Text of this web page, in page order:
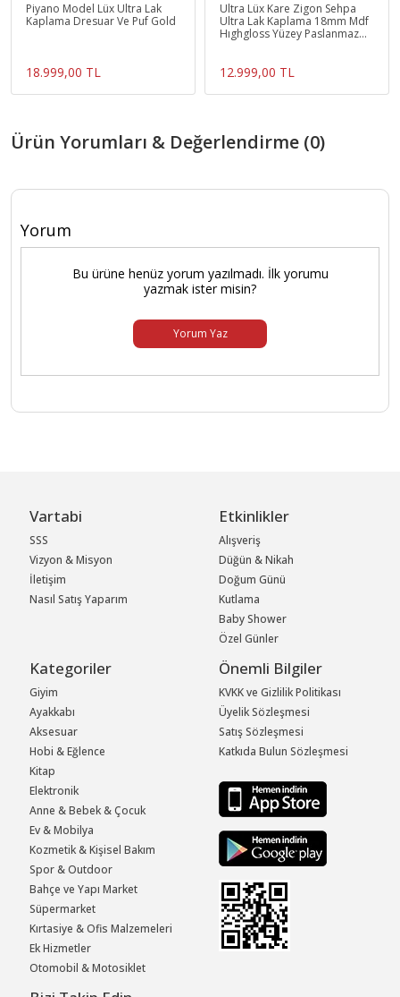
Piyano Model Lüx Ultra Lak
Kaplama Dresuar Ve Puf Gold
18.999,00 TL
Ultra Lüx Kare Zigon Sehpa
Ultra Lak Kaplama 18mm Mdf
Hıghgloss Yüzey Paslanmaz
12.999,00 TL
Ürün Yorumları & Değerlendirme (0)
Yorum
Bu ürüne henüz yorum yazılmadı. İlk yorumu
yazmak ister misin?
Yorum Yaz
Vartabi
SSS
Vizyon & Misyon
İletişim
Nasıl Satış Yaparım
Etkinlikler
Alışveriş
Düğün & Nikah
Doğum Günü
Kutlama
Baby Shower
Özel Günler
Kategoriler
Giyim
Ayakkabı
Aksesuar
Hobi & Eğlence
Kitap
Elektronik
Anne & Bebek & Çocuk
Ev & Mobilya
Kozmetik & Kişisel Bakım
Spor & Outdoor
Bahçe ve Yapı Market
Süpermarket
Kırtasiye & Ofis Malzemeleri
Ek Hizmetler
Otomobil & Motosiklet
Önemli Bilgiler
KVKK ve Gizlilik Politikası
Üyelik Sözleşmesi
Satış Sözleşmesi
Katkıda Bulun Sözleşmesi